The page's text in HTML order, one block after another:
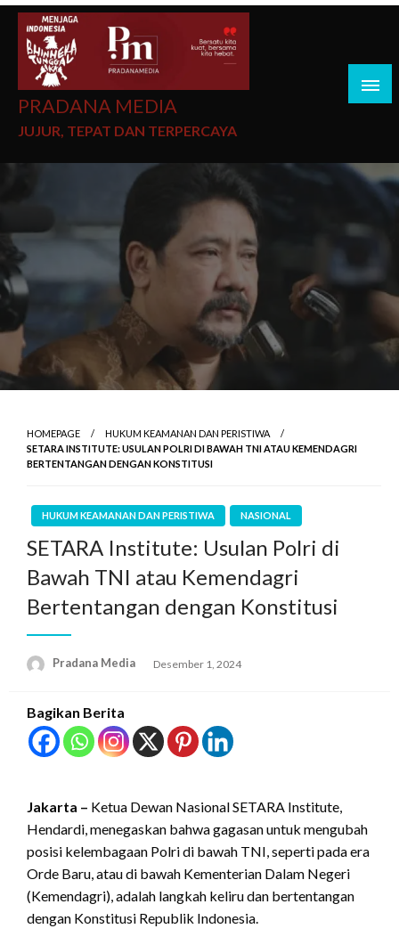
PRADANA MEDIA
JUJUR, TEPAT DAN TERPERCAYA
HOMEPAGE
HUKUM KEAMANAN DAN PERISTIWA
SETARA INSTITUTE: USULAN POLRI DI BAWAH TNI ATAU KEMENDAGRI
BERTENTANGAN DENGAN KONSTITUSI
HUKUM KEAMANAN DAN PERISTIWA NASIONAL
SETARA Institute: Usulan Polri di
Bawah TNI atau Kemendagri
Bertentangan dengan Konstitusi
Pradana Media Desember 1, 2024
Bagikan Berita
Jakarta – Ketua Dewan Nasional SETARA Institute,
Hendardi, menegaskan bahwa gagasan untuk mengubah
posisi kelembagaan Polri di bawah TNI, seperti pada era
Orde Baru, atau di bawah Kementerian Dalam Negeri
(Kemendagri), adalah langkah keliru dan bertentangan
dengan Konstitusi Republik Indonesia.